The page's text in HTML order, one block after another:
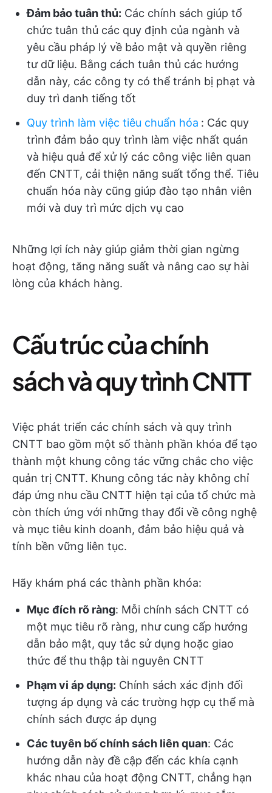
Đảm bảo tuân thủ: Các chính sách giúp tổ
chức tuân thủ các quy định của ngành và
yêu cầu pháp lý về bảo mật và quyền riêng
tư dữ liệu. Bằng cách tuân thủ các hướng
dẫn này, các công ty có thể tránh bị phạt và
duy trì danh tiếng tốt
Quy trình làm việc tiêu chuẩn hóa : Các quy
trình đảm bảo quy trình làm việc nhất quán
và hiệu quả để xử lý các công việc liên quan
đến CNTT, cải thiện năng suất tổng thể. Tiêu
chuẩn hóa này cũng giúp đào tạo nhân viên
mới và duy trì mức dịch vụ cao
Những lợi ích này giúp giảm thời gian ngừng
hoạt động, tăng năng suất và nâng cao sự hài
lòng của khách hàng.
Cấu trúc của chính
sách và quy trình CNTT
Việc phát triển các chính sách và quy trình
CNTT bao gồm một số thành phần khóa để tạo
thành một khung công tác vững chắc cho việc
quản trị CNTT. Khung công tác này không chỉ
đáp ứng nhu cầu CNTT hiện tại của tổ chức mà
còn thích ứng với những thay đổi về công nghệ
và mục tiêu kinh doanh, đảm bảo hiệu quả và
tính bền vững liên tục.
Hãy khám phá các thành phần khóa:
Mục đích rõ ràng: Mỗi chính sách CNTT có
một mục tiêu rõ ràng, như cung cấp hướng
dẫn bảo mật, quy tắc sử dụng hoặc giao
thức để thu thập tài nguyên CNTT
Phạm vi áp dụng: Chính sách xác định đối
tượng áp dụng và các trường hợp cụ thể mà
chính sách được áp dụng
Các tuyên bố chính sách liên quan: Các
hướng dẫn này đề cập đến các khía cạnh
khác nhau của hoạt động CNTT, chẳng hạn